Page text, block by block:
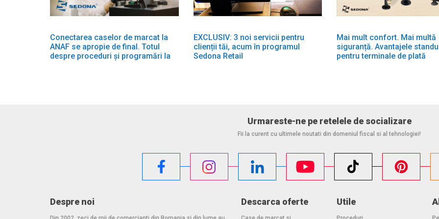
Conectarea caselor de marcat la
ANAF se apropie de final. Totul
despre proceduri și programări la
EXCLUSIV: 3 noi servicii pentru
clienții tăi, acum în programul
Sedona Retail
Mai mult confort. Mai multă
siguranță. Avantajele
pentru terminale de plată
Urmareste-ne pe retelele de socializare
Fii la curent cu ultimele noutati din domeniul fiscal si al tehnologiei!
Despre noi Descarca oferte Utile